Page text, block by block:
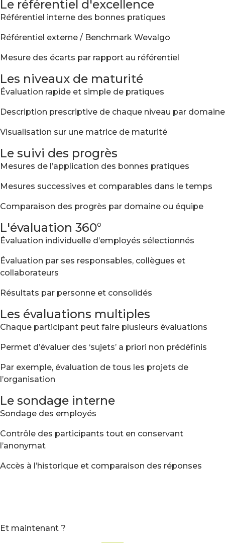
Le référentiel d'excellence
Référentiel interne des bonnes pratiques
Référentiel externe / Benchmark Wevalgo
Mesure des écarts par rapport au référentiel
Les niveaux de maturité
Évaluation rapide et simple de pratiques
Description prescriptive de chaque niveau par domaine
Visualisation sur une matrice de maturité
Le suivi des progrès
Mesures de l’application des bonnes pratiques
Mesures successives et comparables dans le temps
Comparaison des progrès par domaine ou équipe
L'évaluation 360°
Évaluation individuelle d’employés sélectionnés
Évaluation par ses responsables, collègues et
collaborateurs
Résultats par personne et consolidés
Les évaluations multiples
Chaque participant peut faire plusieurs évaluations
Permet d’évaluer des ‘sujets’ a priori non prédéfinis
Par exemple, évaluation de tous les projets de
l’organisation
Le sondage interne
Sondage des employés
Contrôle des participants tout en conservant
l’anonymat
Accès à l’historique et comparaison des réponses
Et maintenant ?